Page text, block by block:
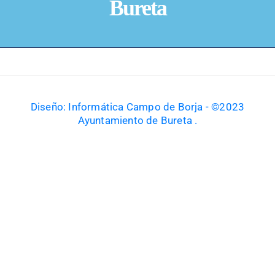
Bureta
Diseño: Informática Campo de Borja - ©2023
Ayuntamiento de Bureta .